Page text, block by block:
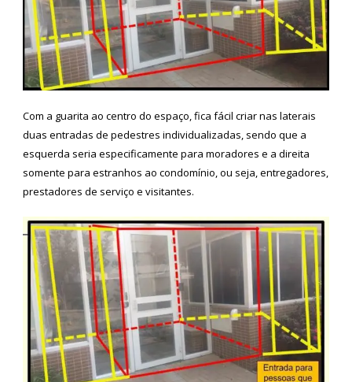
Com a guarita ao centro do espaço, fica fácil criar nas laterais
duas entradas de pedestres individualizadas, sendo que a
esquerda seria especificamente para moradores e a direita
somente para estranhos ao condomínio, ou seja, entregadores,
prestadores de serviço e visitantes.